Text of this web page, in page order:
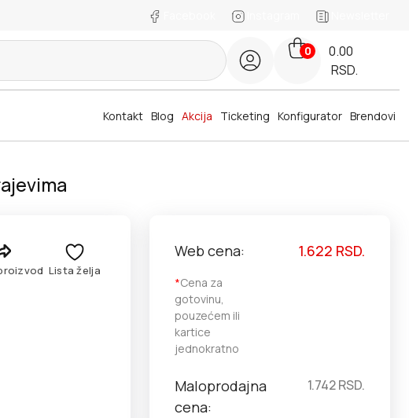
Instagram Newsletter
0
0.00
RSD.
Brendovi
Blog Akcija
Kontakt Ticketing Konfigurator
Lista želja
Web cena:
*Cena za
gotovinu,
pouzećem ili
kartice
jednokratno
1.622 RSD.
Maloprodajna
cena:
1.742RSD.